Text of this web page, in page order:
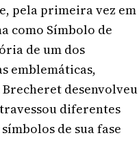
pela primeira vez em
como Símbolo de
de um dos
emblemáticas,
desenvolveu
diferentes
de sua fase